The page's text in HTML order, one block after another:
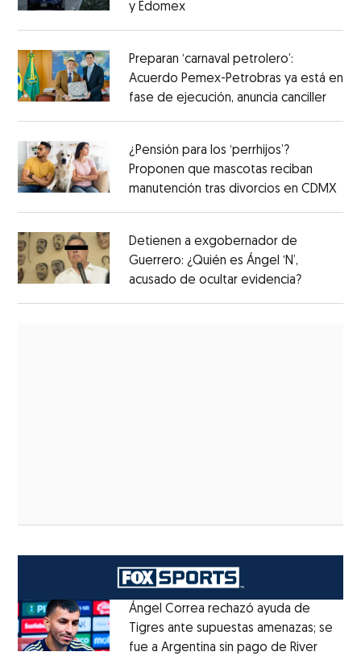
y Edomex
Preparan ‘carnaval petrolero’:
Acuerdo Pemex-Petrobras ya está en
fase de ejecución, anuncia canciller
¿Pensión para los ‘perrhijos’?
Proponen que mascotas reciban
manutención tras divorcios en CDMX
Detienen a exgobernador de
Guerrero: ¿Quién es Ángel ‘N’,
acusado de ocultar evidencia?
Ángel Correa rechazó ayuda de
Tigres ante supuestas amenazas; se
fue a Argentina sin pago de RiverOpens